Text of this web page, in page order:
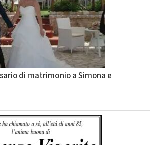
di matrimonio a Simona e